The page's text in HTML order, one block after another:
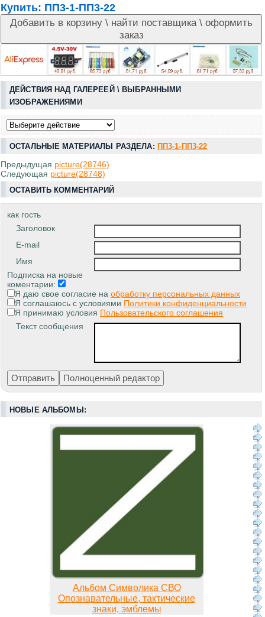
Купить: ПП3-1-ПП3-22
ДЕЙСТВИЯ НАД ГАЛЕРЕЕЙ \ ВЫБРАННЫМИ
ИЗОБРАЖЕНИЯМИ
ОСТАЛЬНЫЕ МАТЕРИАЛЫ РАЗДЕЛА: ПП3-1-ПП3-22
Предыдущая picture(28746)
Следующая picture(28748)
ОСТАВИТЬ КОММЕНТАРИЙ
как гость
Заголовок
E-mail
Имя
Подписка на новые
коментарии:
Я даю свое согласие на обработку персональных данных
Я соглашаюсь с условиями Политики конфиденциальности
Я принимаю условия Пользовательского соглашения
Текст сообщения
НОВЫЕ АЛЬБОМЫ:
Альбом Символика СВО
Опознавательные, тактические
знаки, эмблемы